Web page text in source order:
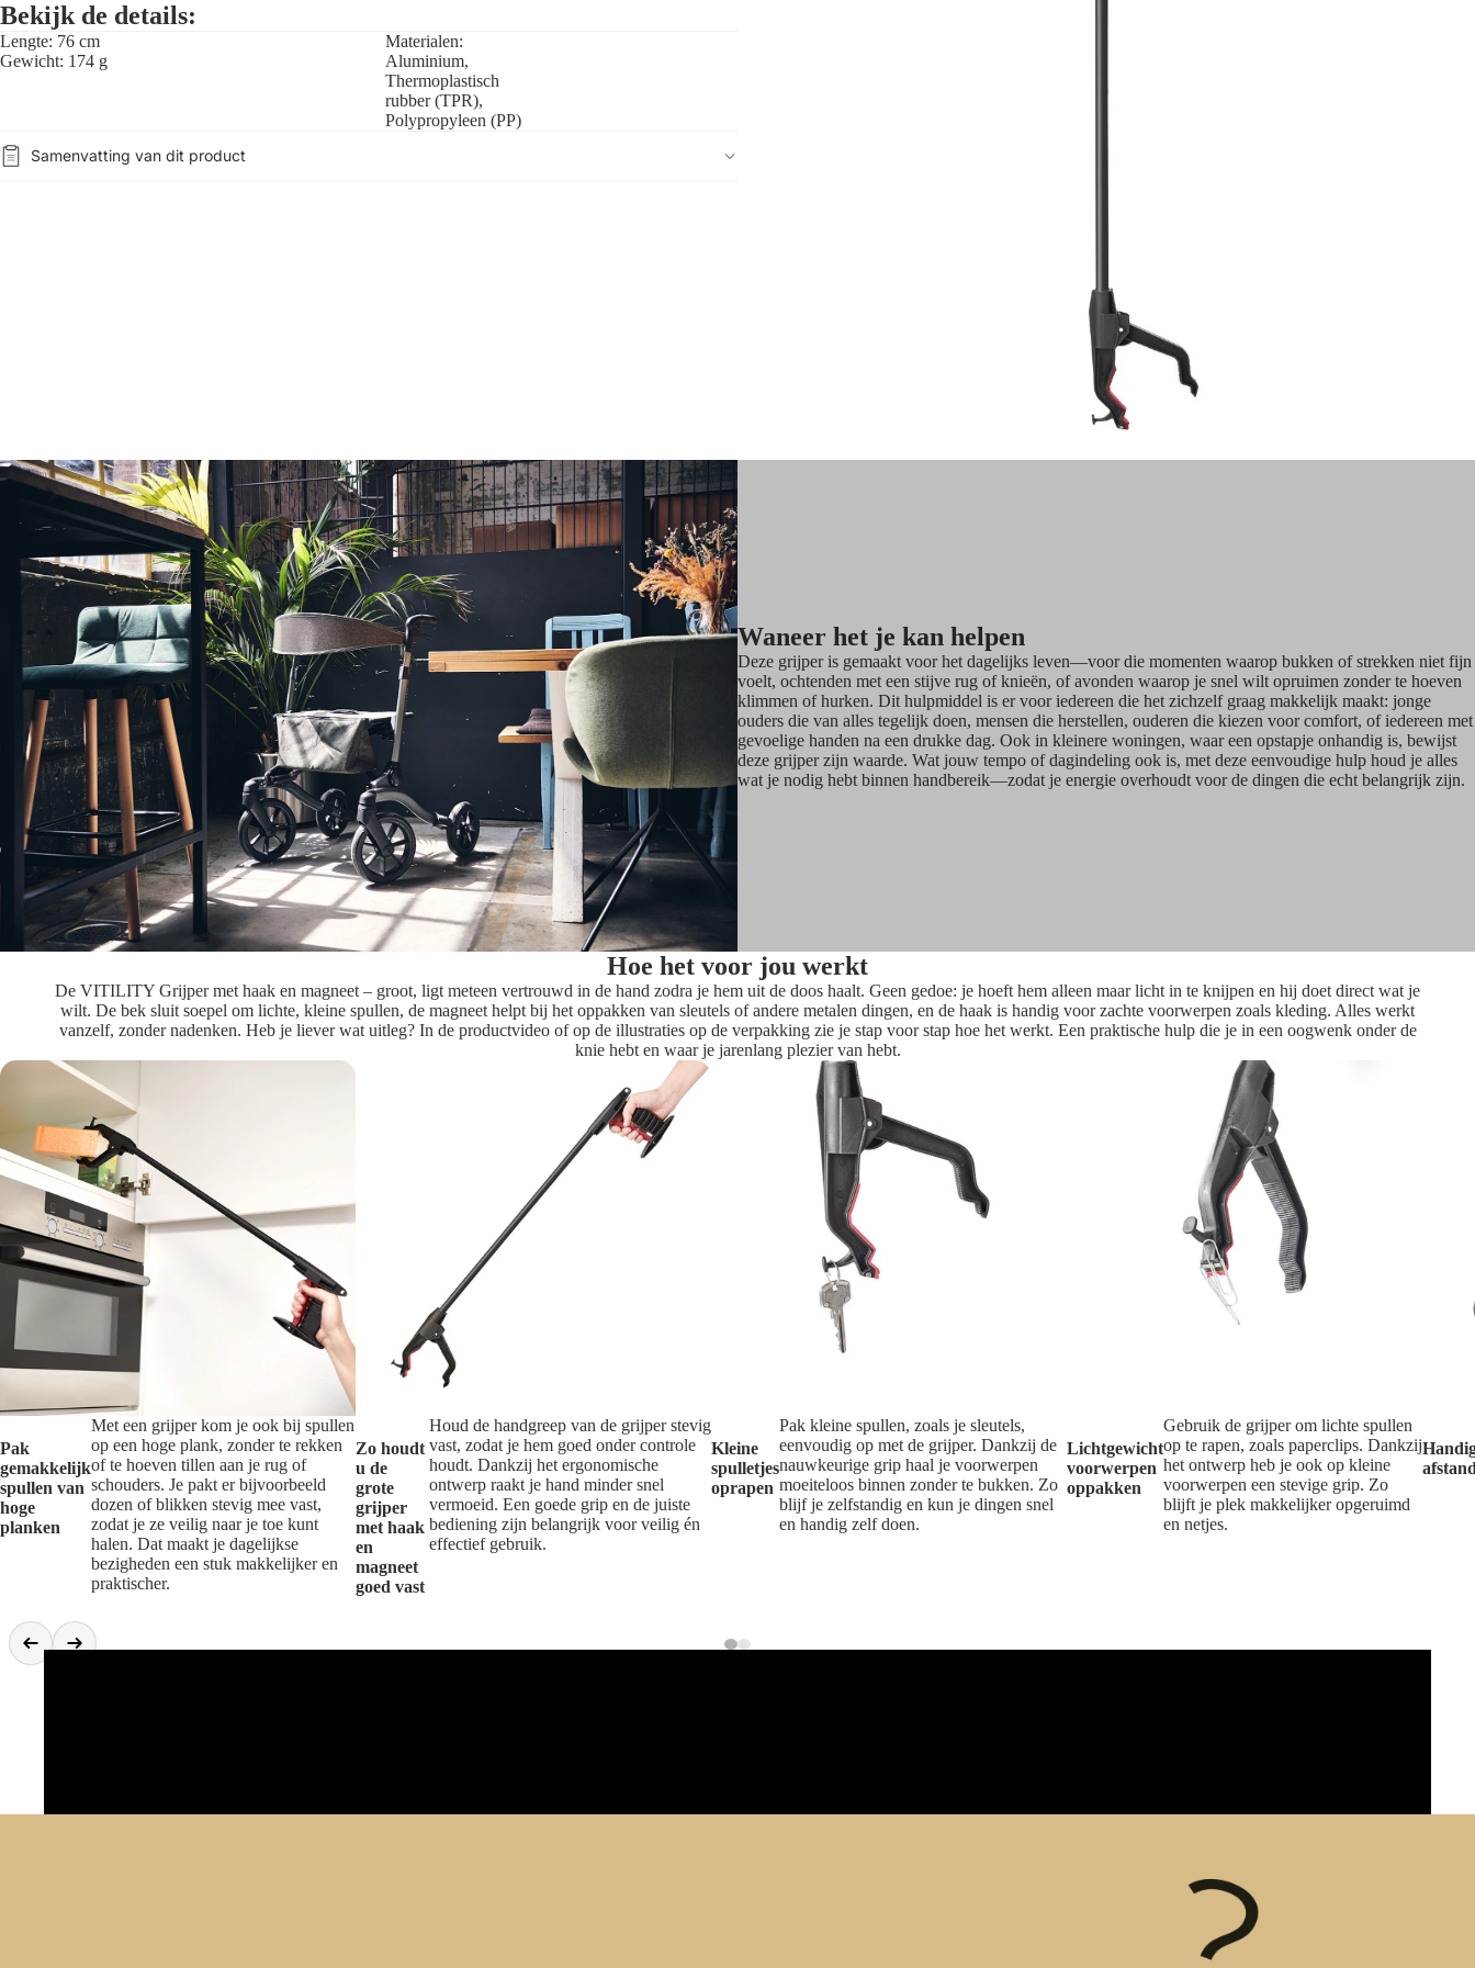
Bekijk de details:
Lengte: 76 cm
Gewicht: 174 g
Materialen:
Aluminium,
Thermoplastisch
rubber (TPR),
Polypropyleen (PP)
Samenvatting van dit product
Waneer het je kan helpen
Deze grijper is gemaakt voor het dagelijks leven—voor die momenten waarop bukken of strekken niet fijn
voelt, ochtenden met een stijve rug of knieën, of avonden waarop je snel wilt opruimen zonder te hoeven
klimmen of hurken. Dit hulpmiddel is er voor iedereen die het zichzelf graag makkelijk maakt: jonge
ouders die van alles tegelijk doen, mensen die herstellen, ouderen die kiezen voor comfort, of iedereen met
gevoelige handen na een drukke dag. Ook in kleinere woningen, waar een opstapje onhandig is, bewijst
deze grijper zijn waarde. Wat jouw tempo of dagindeling ook is, met deze eenvoudige hulp houd je alles
wat je nodig hebt binnen handbereik—zodat je energie overhoudt voor de dingen die echt belangrijk zijn.
Hoe het voor jou werkt
De VITILITY Grijper met haak en magneet – groot, ligt meteen vertrouwd in de hand zodra je hem uit de doos haalt. Geen gedoe: je hoeft hem alleen maar licht in te knijpen en hij doet direct wat je
wilt. De bek sluit soepel om lichte, kleine spullen, de magneet helpt bij het oppakken van sleutels of andere metalen dingen, en de haak is handig voor zachte voorwerpen zoals kleding. Alles werkt
vanzelf, zonder nadenken. Heb je liever wat uitleg? In de productvideo of op de illustraties op de verpakking zie je stap voor stap hoe het werkt. Een praktische hulp die je in een oogwenk onder de
knie hebt en waar je jarenlang plezier van hebt.
Pak
gemakkelijk
spullen van
hoge
planken
Met een grijper kom je ook bij spullen
op een hoge plank, zonder te rekken
of te hoeven tillen aan je rug of
schouders. Je pakt er bijvoorbeeld
dozen of blikken stevig mee vast,
zodat je ze veilig naar je toe kunt
halen. Dat maakt je dagelijkse
bezigheden een stuk makkelijker en
praktischer.
Zo houdt
u de
grote
grijper
met haak
en
magneet
goed vast
Houd de handgreep van de grijper stevig
vast, zodat je hem goed onder controle
houdt. Dankzij het ergonomische
ontwerp raakt je hand minder snel
vermoeid. Een goede grip en de juiste
bediening zijn belangrijk voor veilig én
effectief gebruik.
Kleine
spulletjes
oprapen
Pak kleine spullen, zoals je sleutels,
eenvoudig op met de grijper. Dankzij de
nauwkeurige grip haal je voorwerpen
moeiteloos binnen zonder te bukken. Zo
blijf je zelfstandig en kun je dingen snel
en handig zelf doen.
Lichtgewicht
voorwerpen
oppakken
Gebruik de grijper om lichte spullen
op te rapen, zoals paperclips. Dankzij
het ontwerp heb je ook op kleine
voorwerpen een stevige grip. Zo
blijft je plek makkelijker opgeruimd
en netjes.